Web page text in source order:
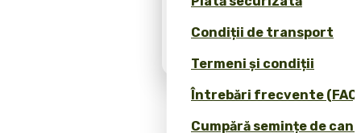
dvs.!
Calculator de Prețuri
Condiții de transport
Termeni și condiții
Întrebări frecvente
Cumpără semințe de